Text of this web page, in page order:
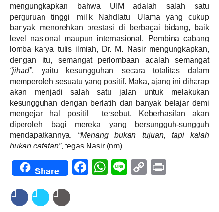
mengungkapkan bahwa UIM adalah salah satu
perguruan tinggi milik Nahdlatul Ulama yang cukup
banyak menorehkan prestasi di berbagai bidang, baik
level nasional maupun internasional. Pembina cabang
lomba karya tulis ilmiah, Dr. M. Nasir mengungkapkan,
dengan itu, semangat perlombaan adalah semangat
“jihad”, yaitu kesungguhan secara totalitas dalam
memperoleh sesuatu yang positif. Maka, ajang ini diharap
akan menjadi salah satu jalan untuk melakukan
kesungguhan dengan berlatih dan banyak belajar demi
mengejar hal positif tersebut. Keberhasilan akan
diperoleh bagi mereka yang bersungguh-sungguh
mendapatkannya. “Menang bukan tujuan, tapi kalah
bukan catatan”, tegas Nasir (nm)
Share Facebook
WhatsApp
LineCopy